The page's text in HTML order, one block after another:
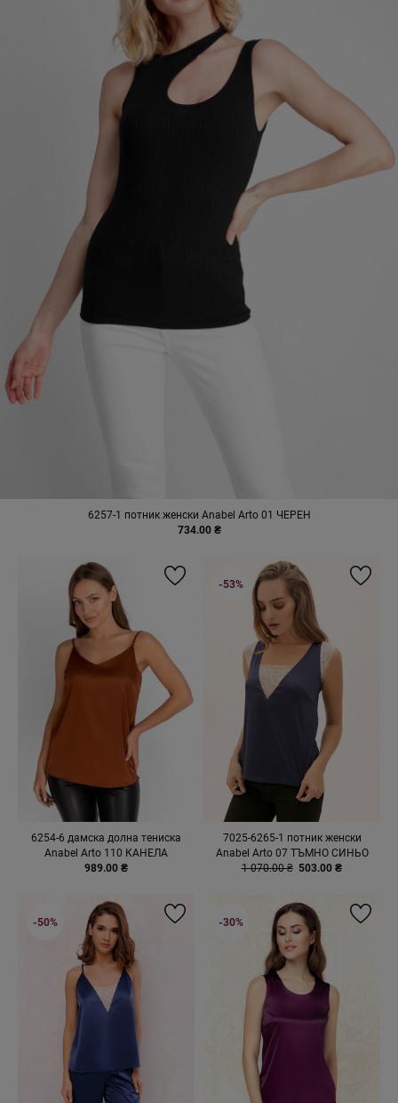
6257-1 потник женски Anabel Arto 01 ЧЕРЕН
734.00 ₴
6254-6 дамска долна тениска
Anabel Arto 110 КАНЕЛА
989.00 ₴
7025-6265-1 потник женски
Anabel Arto 07 ТЪМНО СИНЬО
1 070.00 ₴ 503.00 ₴
-53%
-50% -30%